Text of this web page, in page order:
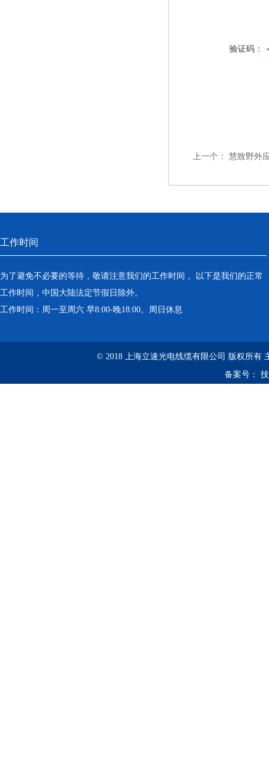
验证码：
上一个： 慧致野外
工作时间
为了避免不必要的等待，敬请注意我们的工作时间 。以下是我们的正常
工作时间，中国大陆法定节假日除外。
工作时间：周一至周六 早8:00-晚18:00。周日休息
© 2018 上海立速光电线缆有限公司 版权所有
备案号：